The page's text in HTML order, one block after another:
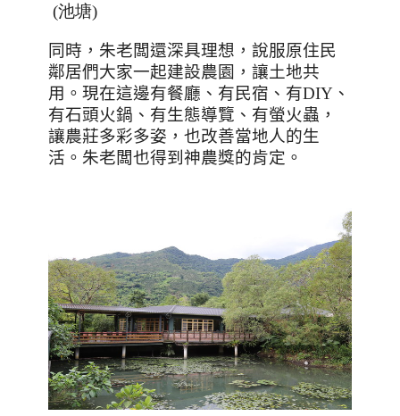
(池塘)
同時，朱老闆還深具理想，說服原住民
鄰居們大家一起建設農園，讓土地共
用。現在這邊有餐廳、有民宿、有DIY 、
有石頭火鍋、有生態導覽、有螢火蟲，
讓農莊多彩多姿，也改善當地人的生
活。朱老闆也得到神農獎的肯定。